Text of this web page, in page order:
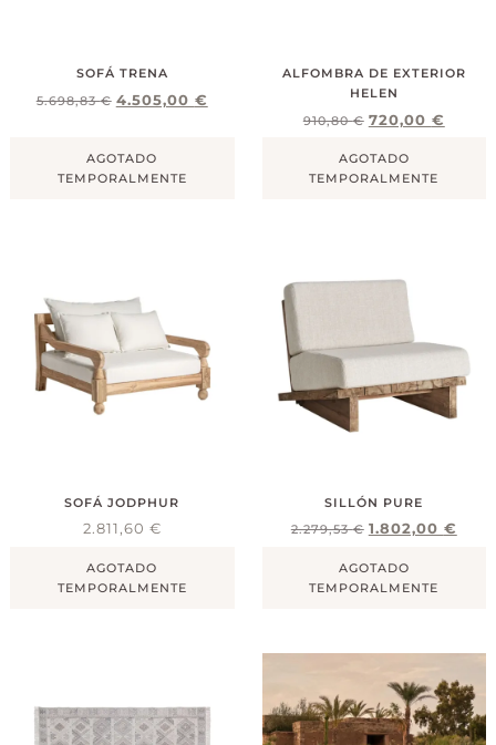
SOFÁ TRENA
5.698,83€ 4.505,00 €
AGOTADO
TEMPORALMENTE
ALFOMBRA DE EXTERIOR
HELEN
910,80€ 720,00 €
AGOTADO
TEMPORALMENTE
SOFÁ JODPHUR
2.811,60 €
AGOTADO
TEMPORALMENTE
SILLÓN PURE
2.279,53€ 1.802,00 €
AGOTADO
TEMPORALMENTE